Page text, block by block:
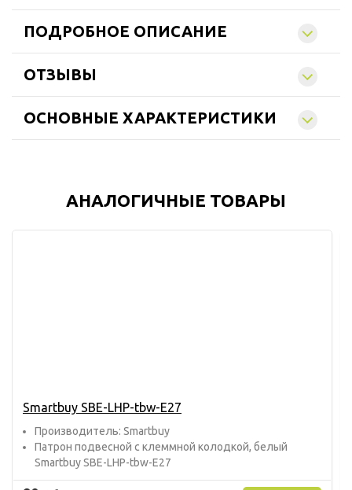
ПОДРОБНОЕ ОПИСАНИЕ
ОТЗЫВЫ
ОСНОВНЫЕ ХАРАКТЕРИСТИКИ
АНАЛОГИЧНЫЕ ТОВАРЫ
Smartbuy SBE-LHP-tbw-E27
Прoизвoдитель: Smartbuy
Патрон подвесной с клеммной колодкой, белый
Smartbuy SBE-LHP-tbw-E27